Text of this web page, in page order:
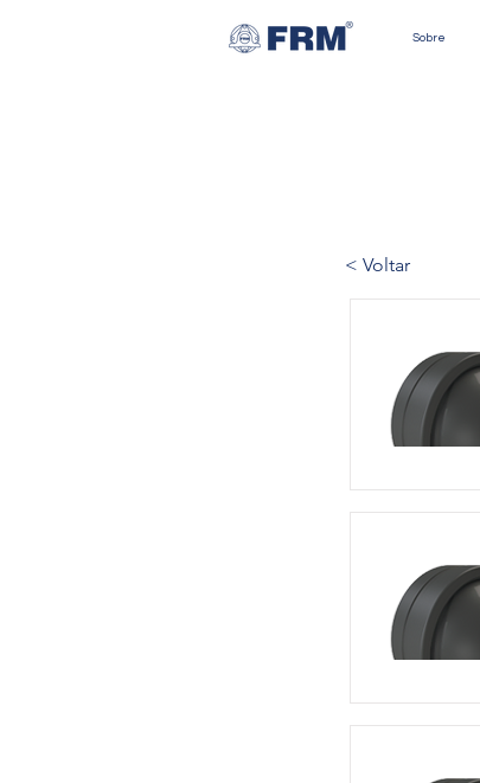
Sobre
< Voltar